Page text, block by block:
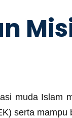
muda Islam
serta